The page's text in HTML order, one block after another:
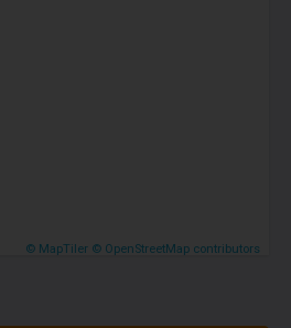
© MapTiler © OpenStreetMap contributors